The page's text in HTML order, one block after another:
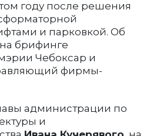
году после решения
и парковкой. Об
брифинге
Чебоксар и
фирмы-
администрации по
и